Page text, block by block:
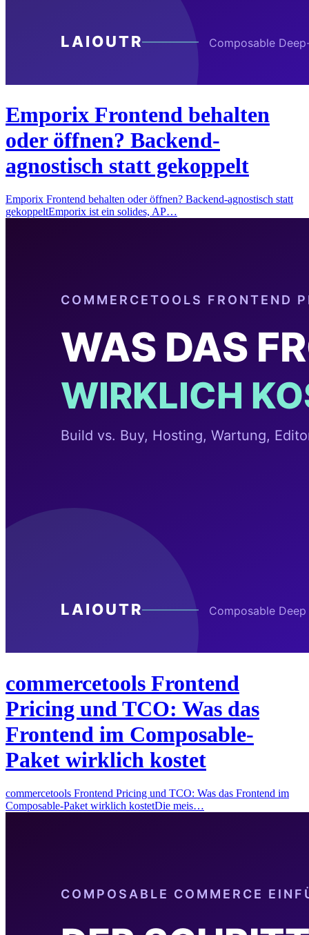
Emporix Frontend behalten
oder öffnen? Backend-
agnostisch statt gekoppelt
Emporix Frontend behalten oder öffnen? Backend-agnostisch statt
gekoppeltEmporix ist ein solides, AP…
commercetools Frontend
Pricing und TCO: Was das
Frontend im Composable-
Paket wirklich kostet
commercetools Frontend Pricing und TCO: Was das Frontend im
Composable-Paket wirklich kostetDie meis…